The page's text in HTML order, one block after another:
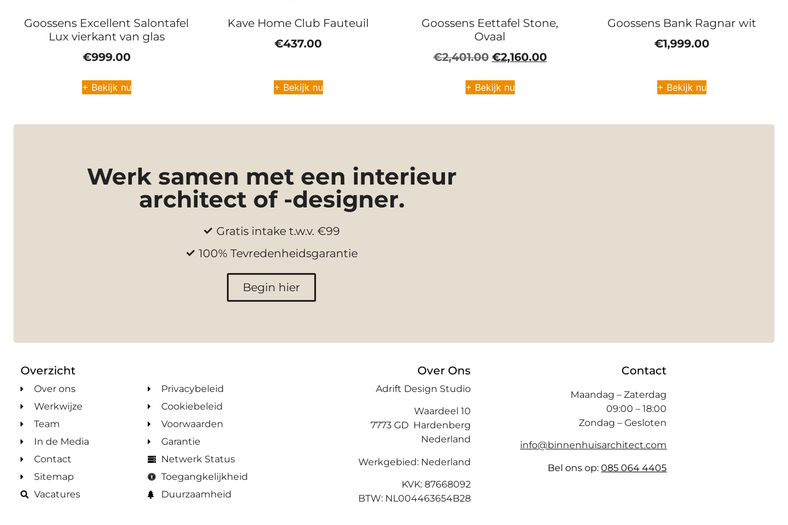
Goossens Excellent Salontafel
Lux vierkant van glas
€999.00
+ Bekijk nu
Kave Home Club Fauteuil
€437.00
+ Bekijk nu
Goossens Eettafel Stone,
Ovaal
€2,401.00 €2,160.00
+ Bekijk nu
Goossens Bank Ragnar wit
€1,999.00
+ Bekijk nu
Werk samen met een interieur
architect of -designer.
Gratis intake t.w.v. €99
100% Tevredenheidsgarantie
Begin hier
Overzicht
Over ons
Werkwijze
Team
In de Media
Contact
Sitemap
Vacatures
Privacybeleid
Cookiebeleid
Voorwaarden
Garantie
Netwerk Status
Toegangkelijkheid
Duurzaamheid
Over Ons
Adrift Design Studio
Waardeel 10
7773 GD Hardenberg
Nederland
Werkgebied: Nederland
KVK: 87668092
BTW: NL004463654B28
Contact
Maandag – Zaterdag
09:00 – 18:00
Zondag – Gesloten
info@binnenhuisarchitect.com
Bel ons op:085 064 4405